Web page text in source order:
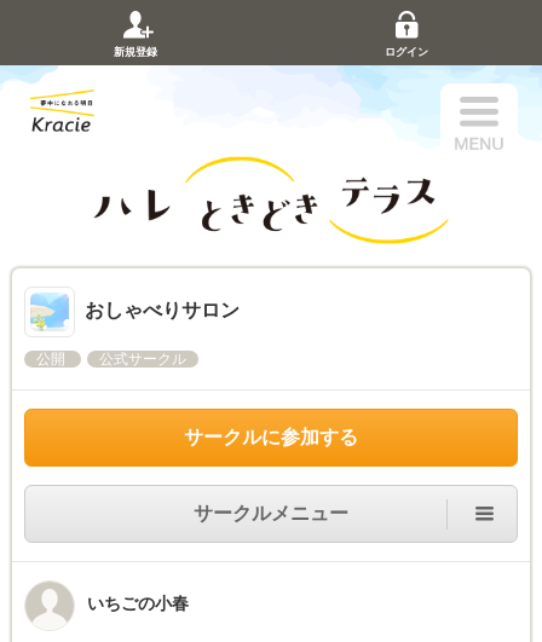
新規登録 ログイン
おしゃべりサロン
公開 公式サークル
サークルに参加する
サークルメニュー
いちごの小春